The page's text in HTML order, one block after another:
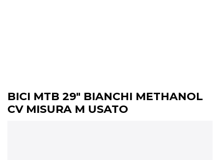
BICI MTB 29″ BIANCHI METHANOL
CV MISURA M USATO